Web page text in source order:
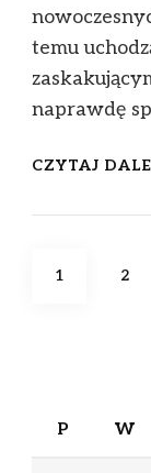
temu
naprawdę
CZYTAJ
STRONA
1 2
P W